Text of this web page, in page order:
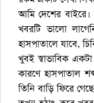
আমি দেশের
খবরটি ভালো
হাসপাতালে যাবে,
খুবই স্বাভাবিক
কারণে হাসপাতাল
তিনি বাড়ি ফিরে